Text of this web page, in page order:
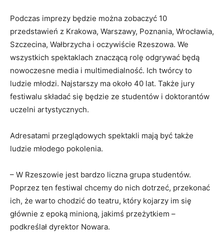
Podczas imprezy będzie można zobaczyć 10
przedstawień z Krakowa, Warszawy, Poznania, Wrocławia,
Szczecina, Wałbrzycha i oczywiście Rzeszowa. We
wszystkich spektaklach znaczącą rolę odgrywać będą
nowoczesne media i multimedialność. Ich twórcy to
ludzie młodzi. Najstarszy ma około 40 lat. Także jury
festiwalu składać się będzie ze studentów i doktorantów
uczelni artystycznych.
Adresatami przeglądowych spektakli mają być także
ludzie młodego pokolenia.
– W Rzeszowie jest bardzo liczna grupa studentów.
Poprzez ten festiwal chcemy do nich dotrzeć, przekonać
ich, że warto chodzić do teatru, który kojarzy im się
głównie z epoką minioną, jakimś przeżytkiem –
podkreślał dyrektor Nowara.